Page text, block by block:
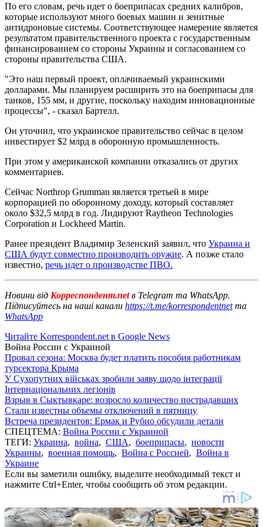
По его словам, речь идет о боеприпасах средних калибров,
которые используют много боевых машин и зенитные
антидроновые системы. Соответствующее намерение является
результатом правительственного проекта с государственным
финансированием со стороны Украины и согласованием со
стороны правительства США.
"Это наш первый проект, оплачиваемый украинскими
долларами. Мы планируем расширить это на боеприпасы для
танков, 155 мм, и другие, поскольку находим инновационные
процессы", - сказал Бартелл.
Он уточнил, что украинское правительство сейчас в целом
инвестирует $2 млрд в оборонную промышленность.
При этом у американской компании отказались от других
комментариев.
Сейчас Northrop Grumman является третьей в мире
корпорацией по оборонному доходу, который составляет
около $32,5 млрд в год. Лидируют Raytheon Technologies
Corporation и Lockheed Martin.
Ранее президент Владимир Зеленский заявил, что Украина и
США будут совместно производить оружие. А позже стало
известно, речь идет о производстве ПВО.
Новини від Корреспондент.netв Telegram та WhatsApp.
Підписуйтесь на наші канали https://t.me/korrespondentnetта
WhatsApp
Читайте Korrespondent.net в Google News
Война России с Украиной
Провал сезона: Москва будет платить пособия работникам
турсектора Крыма
У Сухопутних військах зробили заяву щодо інтеграції
Інтернаціональних легіонів
Взрыв в Сыктывкаре: возросло количество пострадавших
Стали известны объемы отключений в пятницу
Встреча президентов: Ермак и Рубио обсудили детали
СПЕЦТЕМА: Война России с Украиной
ТЕГИ: Украина, война, США, боеприпасы, новости
Украины, военная помощь, Война с Россией, Война в
Украине
Если вы заметили ошибку, выделите необходимый текст и
нажмите Ctrl+Enter, чтобы сообщить об этом редакции.